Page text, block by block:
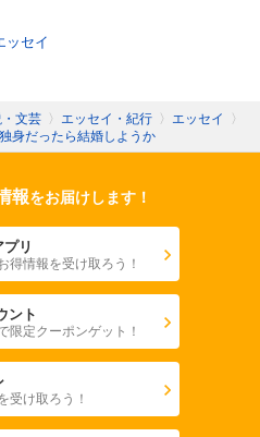
ッセイ
文芸 〉 エッセイ・紀行 〉 エッセイ 〉
身だったら結婚しようか
報をお届けします！
リ
得情報を受け取ろう！
ント
限定クーポンゲット！
受け取ろう！